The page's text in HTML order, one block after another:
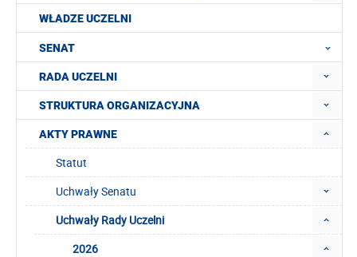
WŁADZE UCZELNI
SENAT
RADA UCZELNI
STRUKTURA ORGANIZACYJNA
AKTY PRAWNE
Statut
Uchwały Senatu
Uchwały Rady Uczelni
2026